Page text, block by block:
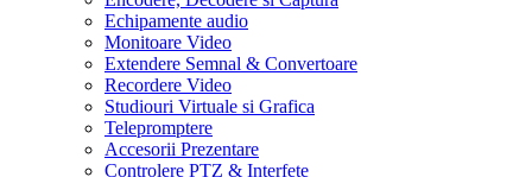
Echipamente audio
Monitoare Video
Extendere Semnal & Convertoare
Recordere Video
Studiouri Virtuale si Grafica
Telepromptere
Accesorii Prezentare
Controlere PTZ & Interfețe